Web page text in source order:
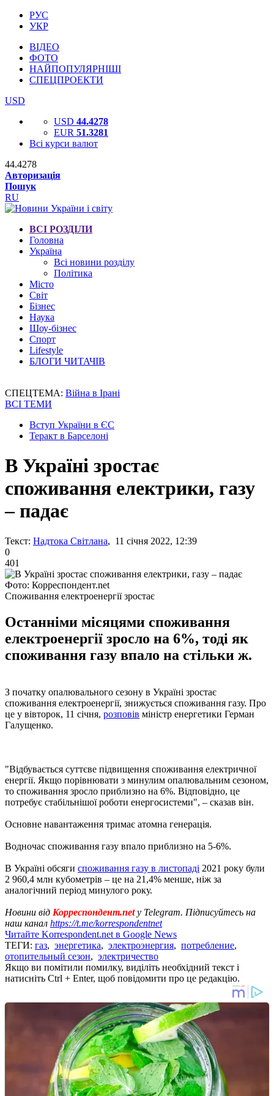
РУС
УКР
ВІДЕО
ФОТО
НАЙПОПУЛЯРНІШІ
СПЕЦПРОЕКТИ
USD
USD 44.4278
EUR 51.3281
Всі курси валют
44.4278
Авторизація
Пошук
RU
ВСІ РОЗДІЛИ
Головна
Україна
Всі новини розділу
Політика
Місто
Світ
Бізнес
Наука
Шоу-бізнес
Спорт
Lifestyle
БЛОГИ ЧИТАЧІВ
СПЕЦТЕМА: Війна в Ірані
ВСІ ТЕМИ
Вступ України в ЄС
Теракт в Барселоні
В Україні зростає
споживання електрики, газу
– падає
Текст: Надтока Світлана, 11 січня 2022, 12:39
0
401
Фото: Корреспондент.net
Споживання електроенергії зростає
Останніми місяцями споживання
електроенергії зросло на 6%, тоді як
споживання газу впало на стільки ж.
З початку опалювального сезону в Україні зростає
споживання електроенергії, знижується споживання газу. Про
це у вівторок, 11 січня, розповів міністр енергетики Герман
Галущенко.
"Відбувається суттєве підвищення споживання електричної
енергії. Якщо порівнювати з минулим опалювальним сезоном,
то споживання зросло приблизно на 6%. Відповідно, це
потребує стабільнішої роботи енергосистеми", – сказав він.
Основне навантаження тримає атомна генерація.
Водночас споживання газу впало приблизно на 5-6%.
В Україні обсяги споживання газу в листопаді 2021 року були
2 960,4 млн кубометрів – це на 21,4% менше, ніж за
аналогічний період минулого року.
Новини від Корреспондент.netу Telegram. Підписуйтесь на
наш канал https://t.me/korrespondentnet
Читайте Korrespondent.net в Google News
ТЕГИ: газ, энергетика, электроэнергия, потребление,
отопительный сезон, электричество
Якщо ви помітили помилку, виділіть необхідний текст і
натисніть Ctrl + Enter, щоб повідомити про це редакцію.